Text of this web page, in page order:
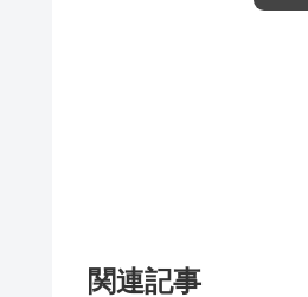
関連記事